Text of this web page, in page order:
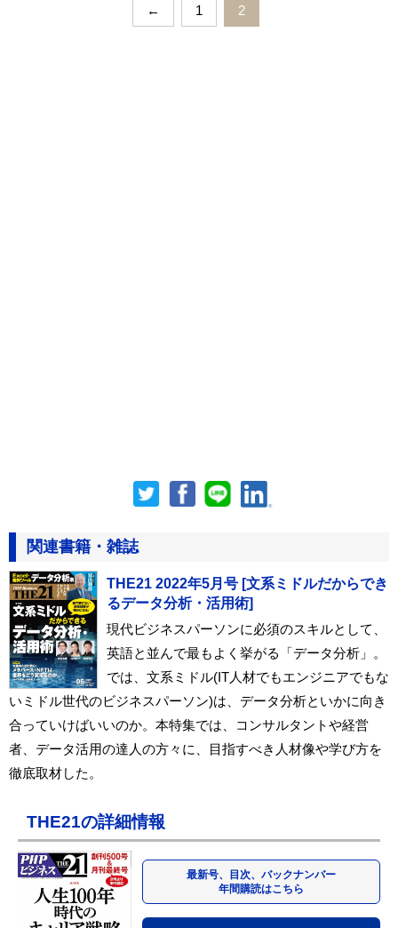
← 1 2
関連書籍・雑誌
THE21 2022年5月号 [文系ミドルだからでき
るデータ分析・活用術]
現代ビジネスパーソンに必須のスキルとして、
英語と並んで最もよく挙がる「データ分析」。
では、文系ミドル(IT人材でもエンジニアでもな
いミドル世代のビジネスパーソン)は、データ分析といかに向き
合っていけばいいのか。本特集では、コンサルタントや経営
者、データ活用の達人の方々に、目指すべき人材像や学び方を
徹底取材した。
THE21の詳細情報
最新号、目次、バックナンバー
年間購読はこちら